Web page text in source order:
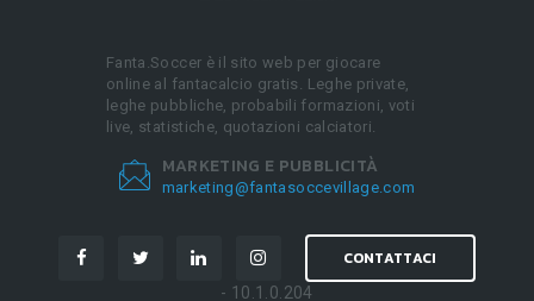
Fanta.Soccer è il sito web per giocare
online al fantacalcio gratis. Leghe private,
leghe pubbliche, probabili formazioni, voti
live, statistiche, quotazioni calciatori.
MARKETING E PUBBLICITÀ
marketing@fantasoccevillage.com
CONTATTACI
- 10.1.0.204